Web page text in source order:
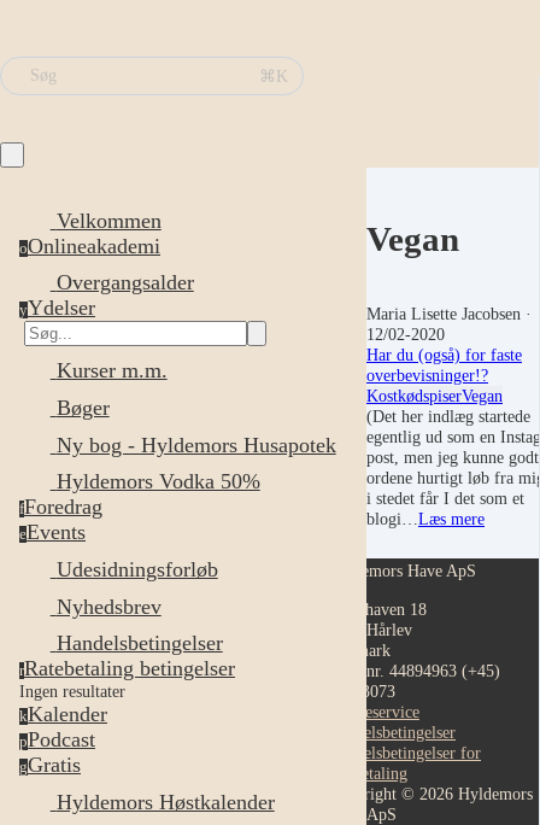
Søg ⌘K
Velkommen
oOnlineakademi
Overgangsalder
yYdelser
Kurser m.m.
Bøger
Ny bog - Hyldemors Husapotek
Hyldemors Vodka 50%
fForedrag
eEvents
Udesidningsforløb
Nyhedsbrev
Handelsbetingelser
rRatebetaling betingelser
Ingen resultater
kKalender
pPodcast
gGratis
Hyldemors Høstkalender
Vegan
Maria Lisette Jacobsen ·
12/02-2020
Har du (også) for faste
overbevisninger!?
KostkødspiserVegan
(Det her indlæg startede
egentlig ud som en
post, men jeg kunne
ordene hurtigt løb fra
i stedet får I det som et
blogi… Læs mere
Hyldemors Have ApS
Hestehaven 18
4652 Hårlev
Danmark
CVR nr. 44894963 (+45)
92433073
Kundeservice
Handelsbetingelser
Handelsbetingelser for
ratebetaling
Copyright © 2026 Hyldemors
Have ApS